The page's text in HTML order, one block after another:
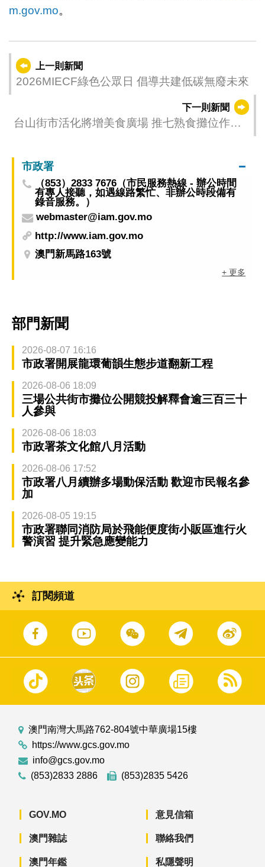
m.gov.mo。
上一則新聞
2026MIECF綠色公眾日 倡導共建低碳無廢未來
下一則新聞
台山街市活化將增美食廣場 推七熟食攤位作公
市政署
（853）2833 7676（市民服務熱線 - 辦公時間
有專人接聽，如遇線路繁忙、非辦公時段備有
錄音服務。）
webmaster@iam.gov.mo
http://www.iam.gov.mo
澳門新馬路163號
+ 更多
部門新聞
2026-08-07 16:16
市政署開展龍環葡韻生態步道翻新工程
2026-08-06 18:09
三場公共街市攤位公開競投解釋會逾三百三十
人參與
2026-08-06 18:03
市政署茶文化館八月活動
2026-08-06 17:52
市政署八月續辦多場動保活動 歡迎市民報名參
加
2026-08-05 19:15
市政署聯同消防局於飛能便度街小販區進行火
警演習 提升緊急應變能力
訂閱頻道
澳門南灣大馬路762-804號中華廣場15樓
https://www.gcs.gov.mo
info@gcs.gov.mo
(853)2833 2886
(853)2835 5426
GOV.MO
澳門雜誌
澳門年鑑
意見信箱
聯絡我們
私隱聲明